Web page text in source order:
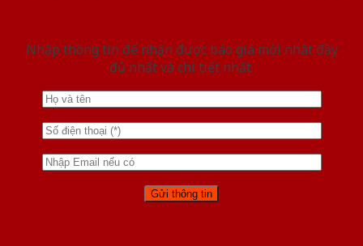
Nhập thông tin để nhận được báo giá mới nhât đầy
đủ nhất và chi tiết nhất.